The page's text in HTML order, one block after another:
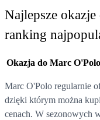
Najlepsze
ranking
Okazja do Marc O'Polo
Marc O'Polo regularnie
dzięki którym można
cenach. W sezonowych